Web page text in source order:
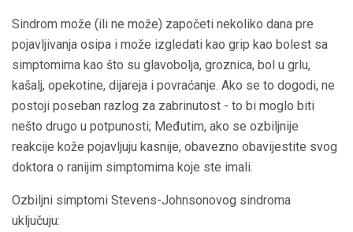
Sindrom može (ili ne može) započeti nekoliko dana pre
pojavljivanja osipa i može izgledati kao grip kao bolest sa
simptomima kao što su glavobolja, groznica, bol u grlu,
kašalj, opekotine, dijareja i povraćanje. Ako se to dogodi, ne
postoji poseban razlog za zabrinutost - to bi moglo biti
nešto drugo u potpunosti; Međutim, ako se ozbiljnije
reakcije kože pojavljuju kasnije, obavezno obavijestite svog
doktora o ranijim simptomima koje ste imali.
Ozbiljni simptomi Stevens-Johnsonovog sindroma
uključuju: